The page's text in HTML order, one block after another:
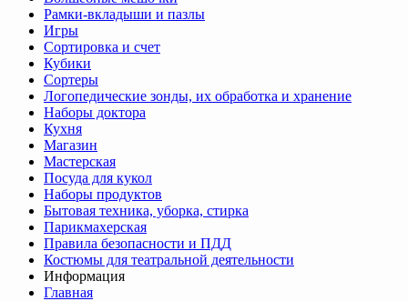
Рамки-вкладыши и пазлы
Игры
Сортировка и счет
Кубики
Сортеры
Логопедические зонды, их обработка и хранение
Наборы доктора
Кухня
Магазин
Мастерская
Посуда для кукол
Наборы продуктов
Бытовая техника, уборка, стирка
Парикмахерская
Правила безопасности и ПДД
Костюмы для театральной деятельности
Информация
Главная